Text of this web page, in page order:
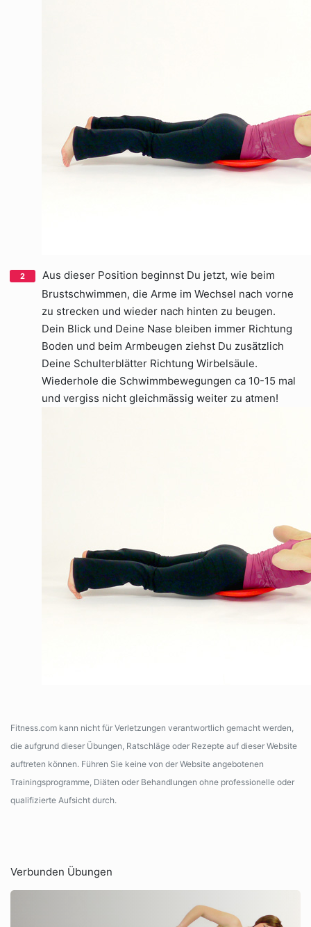
Aus dieser Position beginnst Du jetzt, wie beim
Brustschwimmen, die Arme im Wechsel nach vorne
zu strecken und wieder nach hinten zu beugen.
Dein Blick und Deine Nase bleiben immer Richtung
Boden und beim Armbeugen ziehst Du zusätzlich
Deine Schulterblätter Richtung Wirbelsäule.
Wiederhole die Schwimmbewegungen ca 10-15 mal
und vergiss nicht gleichmässig weiter zu atmen!
Fitness.com kann nicht für Verletzungen verantwortlich gemacht werden,
die aufgrund dieser Übungen, Ratschläge oder Rezepte auf dieser Website
auftreten können. Führen Sie keine von der Website angebotenen
Trainingsprogramme, Diäten oder Behandlungen ohne professionelle oder
qualifizierte Aufsicht durch.
Verbunden Übungen